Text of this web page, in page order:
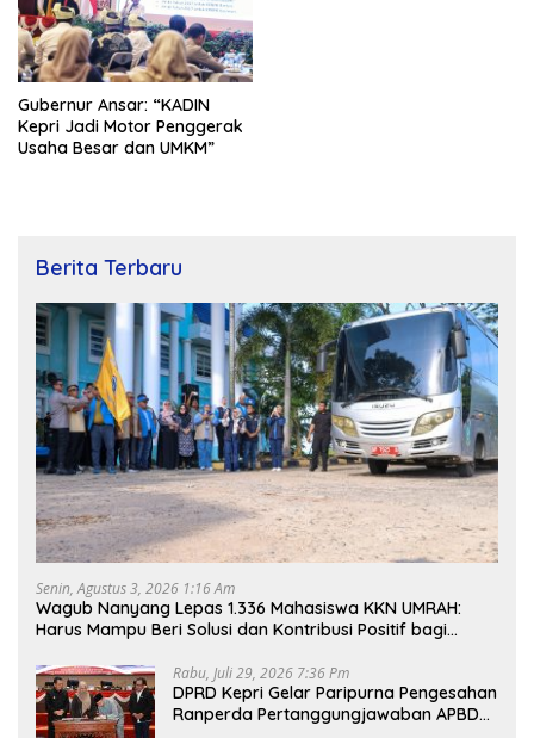
Gubernur Ansar: “KADIN
Kepri Jadi Motor Penggerak
Usaha Besar dan UMKM”
Berita Terbaru
Senin, Agustus 3, 2026 1:16 Am
Wagub Nanyang Lepas 1.336 Mahasiswa KKN UMRAH:
Harus Mampu Beri Solusi dan Kontribusi Positif bagi
Rabu, Juli 29, 2026 7:36 Pm
DPRD Kepri Gelar Paripurna Pengesahan
Ranperda Pertanggungjawaban APBD